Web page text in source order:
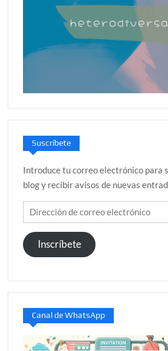
Suscríbete
Introduce tu correo electrónico para
blog y recibir avisos de nuevas
Dirección
de
correo
electrónico
Inscríbete
Canal de WhatsApp